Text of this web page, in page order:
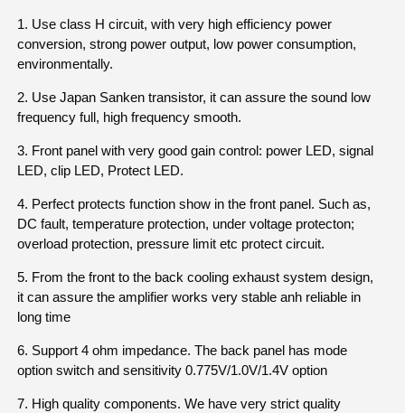
1. Use class H circuit, with very high efficiency power
conversion, strong power output, low power consumption,
environmentally.
2. Use Japan Sanken transistor, it can assure the sound low
frequency full, high frequency smooth.
3. Front panel with very good gain control: power LED, signal
LED, clip LED, Protect LED.
4. Perfect protects function show in the front panel. Such as,
DC fault, temperature protection, under voltage protecton;
overload protection, pressure limit etc protect circuit.
5. From the front to the back cooling exhaust system design,
it can assure the amplifier works very stable anh reliable in
long time
6. Support 4 ohm impedance. The back panel has mode
option switch and sensitivity 0.775V/1.0V/1.4V option
7. High quality components. We have very strict quality